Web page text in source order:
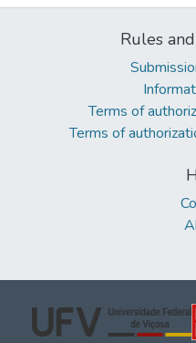
Rules
Terms of
Terms of